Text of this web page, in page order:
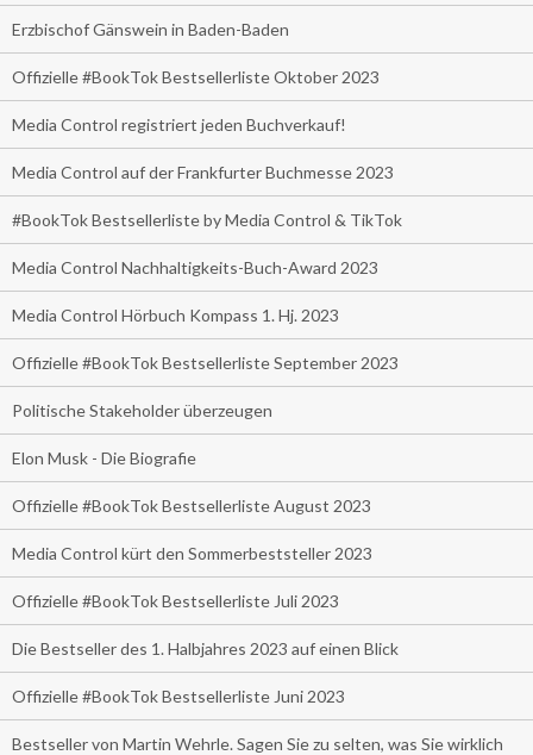
Erzbischof Gänswein in Baden-Baden
Offizielle #BookTok Bestsellerliste Oktober 2023
Media Control registriert jeden Buchverkauf!
Media Control auf der Frankfurter Buchmesse 2023
#BookTok Bestsellerliste by Media Control & TikTok
Media Control Nachhaltigkeits-Buch-Award 2023
Media Control Hörbuch Kompass 1. Hj. 2023
Offizielle #BookTok Bestsellerliste September 2023
Politische Stakeholder überzeugen
Elon Musk - Die Biografie
Offizielle #BookTok Bestsellerliste August 2023
Media Control kürt den Sommerbeststeller 2023
Offizielle #BookTok Bestsellerliste Juli 2023
Die Bestseller des 1. Halbjahres 2023 auf einen Blick
Offizielle #BookTok Bestsellerliste Juni 2023
Bestseller von Martin Wehrle. Sagen Sie zu selten, was Sie wirklich